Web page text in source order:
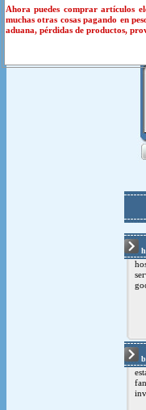
Ahora puedes comprar artículos
muchas otras cosas pagando en
aduana, pérdidas de productos,